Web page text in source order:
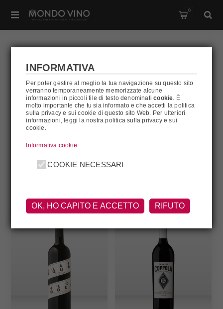
0
FRANCIS FORD
COPPOLA
FILTRA
INFORMATIVA
Per poter gestire al meglio la tua navigazione su questo sito
verranno temporaneamente memorizzate alcune
informazioni in piccoli file di testo denominaticookie. È
molto importante che tu sia informato e che accetti la politica
sulla privacy e sui cookie di questo sito Web. Per ulteriori
informazioni, leggi la nostra politica sulla privacy e sui
cookie.
Informativa cookie
COOKIE NECESSARI
OK, HO CAPITO E ACCETTO RIFUTO